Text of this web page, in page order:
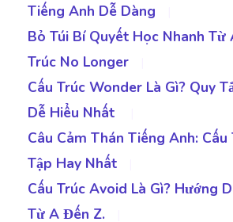
Tiếng Anh Dễ Dàng
Bỏ Túi Bí Quyết Học Nhanh Từ
Trúc No Longer
Cấu Trúc Wonder Là Gì? Quy
Dễ Hiểu Nhất
Câu Cảm Thán Tiếng Anh:
Tập Hay Nhất
Cấu Trúc Avoid Là Gì? Hướng
Từ A Đến Z.